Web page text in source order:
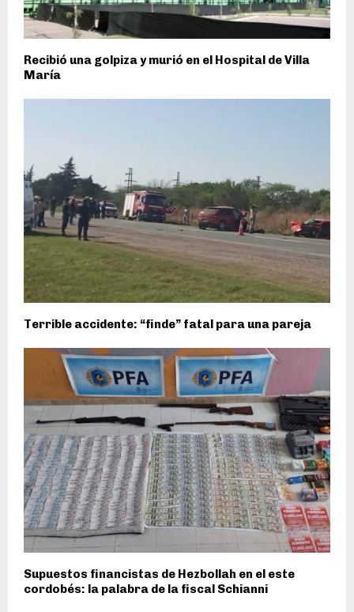
Recibió una golpiza y murió en el Hospital de Villa
María
Terrible accidente: “finde” fatal para una pareja
Supuestos financistas de Hezbollah en el este
cordobés: la palabra de la fiscal Schianni